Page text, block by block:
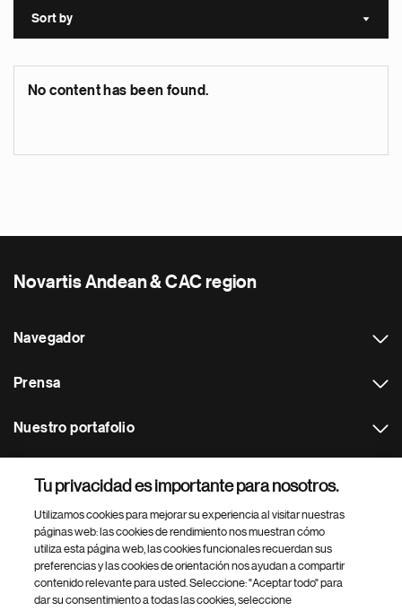
Sort by Sort
No content has been found.
Novartis Andean & CAC region
Navegador
Prensa
Nuestro portafolio
Footer Site Search
Tu privacidad es importante para nosotros.
Utilizamos cookies para mejorar su experiencia al visitar nuestras
páginas web: las cookies de rendimiento nos muestran cómo
utiliza esta página web, las cookies funcionales recuerdan sus
preferencias y las cookies de orientación nos ayudan a compartir
contenido relevante para usted. Seleccione: "Aceptar todo" para
dar su consentimiento a todas las cookies, seleccione